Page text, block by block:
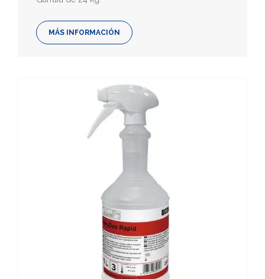
MÁS INFORMACIÓN